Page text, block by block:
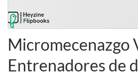
Micromecenazgo
Entrenadores de